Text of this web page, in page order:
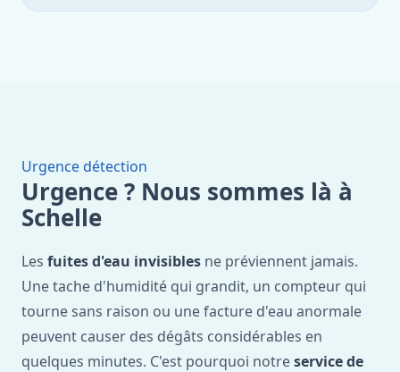
Urgence détection
Urgence ? Nous sommes là à
Schelle
Les fuites d'eau invisibles ne préviennent jamais.
Une tache d'humidité qui grandit, un compteur qui
tourne sans raison ou une facture d'eau anormale
peuvent causer des dégâts considérables en
quelques minutes. C'est pourquoi notreservice de